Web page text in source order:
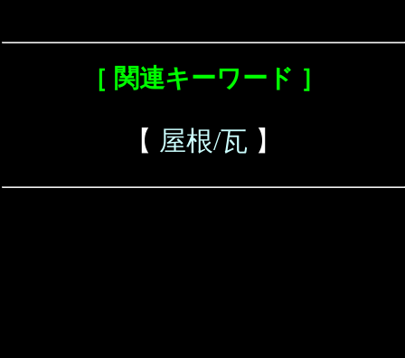
［ 関連キーワード ］
【 屋根/瓦 】